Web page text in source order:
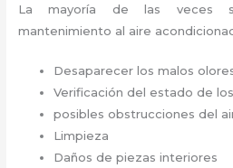
La mayoría de las veces
mantenimiento al aire
Desaparecer los malos
Verificación del estado de
posibles obstrucciones del
Limpieza
Daños de piezas interiores